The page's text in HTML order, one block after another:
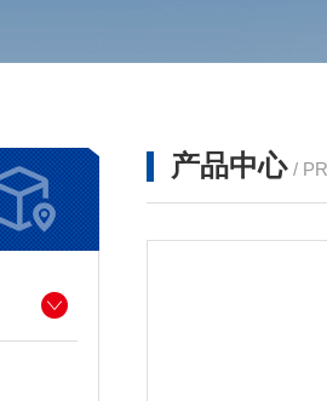
产品中心 /